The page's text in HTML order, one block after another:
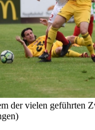
der vielen geführten